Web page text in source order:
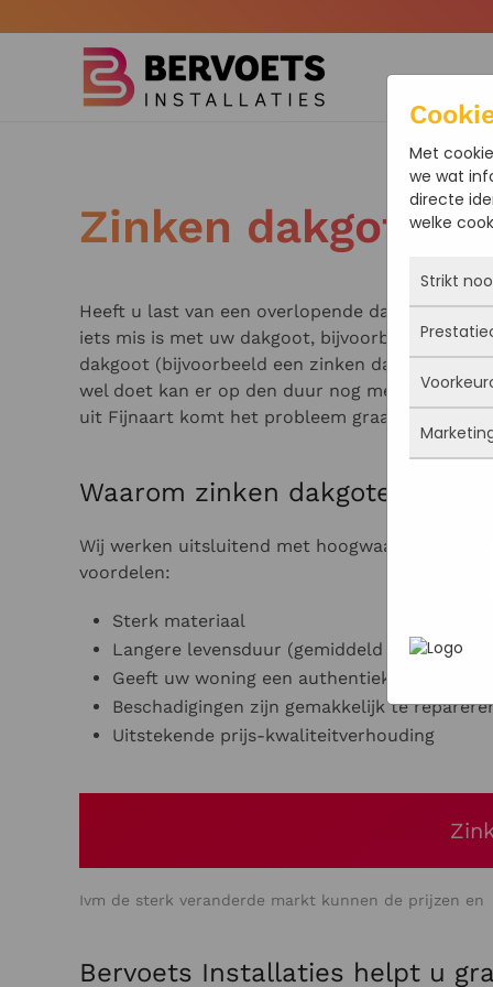
Terug naar hoofdinhoud
Zinken dakgoten
Heeft u last van een overlopende dakgoot of
iets mis is met uw dakgoot, bijvoorbeeld een
dakgoot (bijvoorbeeld een zinken dakgoot) is
wel doet kan er op den duur nog meer schade
uit Fijnaart komt het probleem graag
Waarom zinken dakgoten?
Wij werken uitsluitend met hoogwaardige
voordelen:
Sterk materiaal
Langere levensduur (gemiddeld 40 jaar)
Geeft uw woning een authentieke uitstraling
Beschadigingen zijn gemakkelijk te
Uitstekende prijs-kwaliteitverhouding
Ivm de sterk veranderde markt kunnen de prijzen
Bervoets Installaties helpt u
Met
we wat
directe
welke
Strikt
Deze
actief
iets
Je kunt
maar
Met
deze
uw
Deze
heen
wordt
je